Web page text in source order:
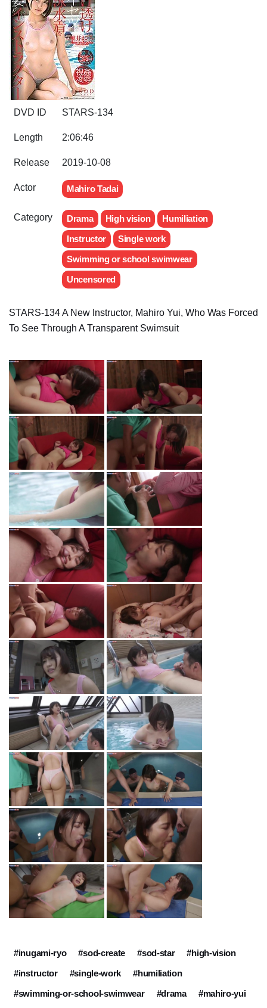
DVD ID STARS-134
Length 2:06:46
Release 2019-10-08
Actor Mahiro Tadai
Category Drama High vision
Humiliation
Instructor
Single work
Swimming or school swimwear
Uncensored
STARS-134 A New Instructor, Mahiro Yui, Who Was Forced
To See Through A Transparent Swimsuit
#inugami-ryo #sod-create #sod-star
#high-vision
#instructor
#single-work
#humiliation
#swimming-or-school-swimwear
#drama #mahiro-yui